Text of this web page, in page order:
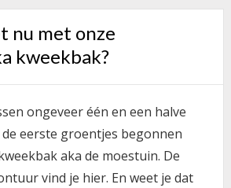
nu met onze
kweekbak?
ongeveer één en een halve
eerste groentjes begonnen
aka de moestuin. De
vind je hier. En weet je dat